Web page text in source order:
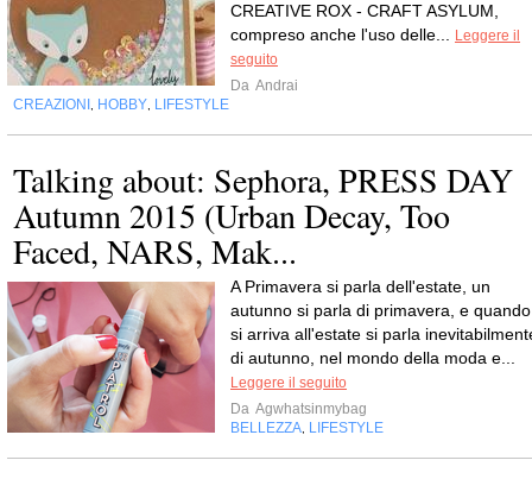
CREATIVE ROX - CRAFT ASYLUM,
compreso anche l'uso delle...
Leggere il
seguito
Da Andrai
CREAZIONI
HOBBY LIFESTYLE
Talking about: Sephora, PRESS DAY
Autumn 2015 (Urban Decay, Too
Faced, NARS, Mak...
A Primavera si parla dell'estate, un
autunno si parla di primavera, e quando
si arriva all'estate si parla
di autunno, nel mondo della moda e...
Leggere il seguito
Da Agwhatsinmybag
BELLEZZA LIFESTYLE